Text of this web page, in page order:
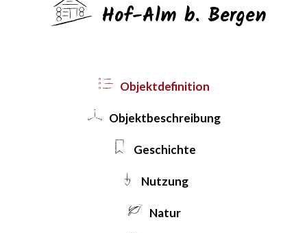
Hof-Alm b. Bergen
Objekt­definition
Objekt­beschreibung
Geschichte
Nutzung
Natur